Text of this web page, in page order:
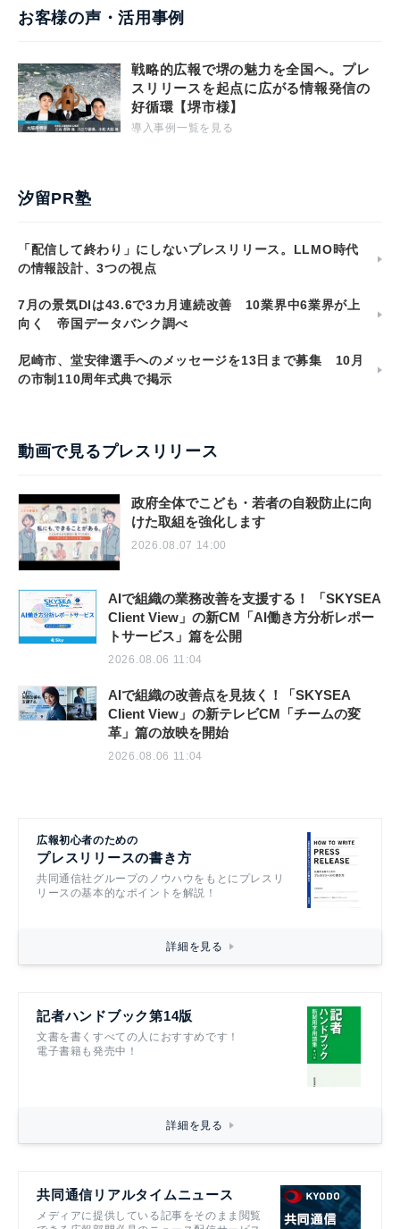
お客様の声・活用事例
戦略的広報で堺の魅力を全国へ。プレ
スリリースを起点に広がる情報発信の
好循環【堺市様】
導入事例一覧を見る
汐留PR塾
「配信して終わり」にしないプレスリリース。LLMO時代
の情報設計、3つの視点
7月の景気DIは43.6で3カ月連続改善 10業界中6業界が上
向く 帝国データバンク調べ
尼崎市、堂安律選手へのメッセージを13日まで募集 10月
の市制110周年式典で掲示
動画で見るプレスリリース
政府全体でこども・若者の自殺防止に向
けた取組を強化します
2026.08.07 14:00
AIで組織の業務改善を支援する！ 「SKYSEA
Client View」の新CM「AI働き方分析レポー
トサービス」篇を公開
2026.08.06 11:04
AIで組織の改善点を見抜く！「SKYSEA
Client View」の新テレビCM「チームの変
革」篇の放映を開始
2026.08.06 11:04
広報初心者のための
プレスリリースの書き方
共同通信社グループのノウハウをもとにプレスリ
リースの基本的なポイントを解説！
詳細を見る
記者ハンドブック第14版
文書を書くすべての人におすすめです！
電子書籍も発売中！
詳細を見る
共同通信リアルタイムニュース
メディアに提供している記事をそのまま閲覧